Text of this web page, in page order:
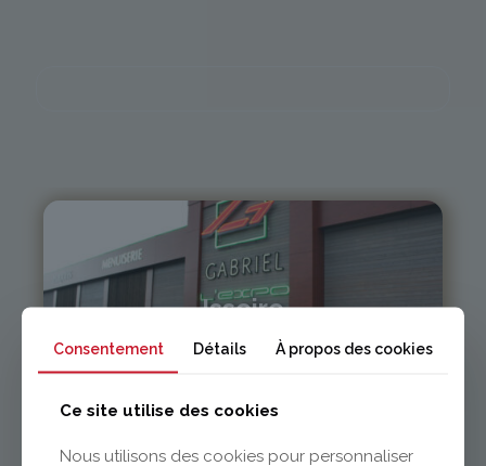
Issoire
Consentement Détails À propos des cookies
Ce site utilise des cookies
Nous utilisons des cookies pour personnaliser